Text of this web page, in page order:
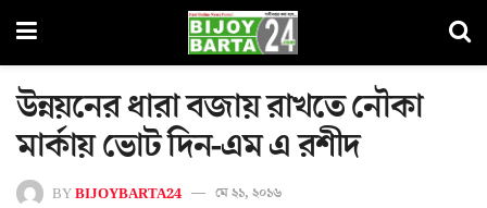
উন্নয়নের ধারা বজায় রাখতে নৌকা
মার্কায় ভোট দিন-এম এ রশীদ
BYBIJOYBARTA24 মে ২১, ২০১৬